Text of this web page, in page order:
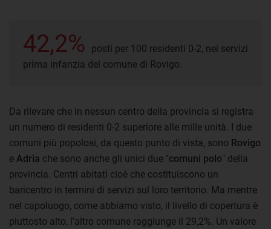
42,2%
posti per 100 residenti 0-2, nei servizi
prima infanzia del comune di Rovigo.
Da rilevare che in nessun centro della provincia si registra
un numero di residenti 0-2 superiore alle mille unità. I due
comuni più popolosi, da questo punto di vista, sono Rovigo
e Adria che sono anche gli unici due "comuni polo" della
provincia. Centri abitati cioè che costituiscono un
baricentro in termini di servizi sul loro territorio. Ma mentre
nel capoluogo, come abbiamo visto, il livello di copertura è
piuttosto alto, l'altro comune raggiunge il 29,2%. Un valore